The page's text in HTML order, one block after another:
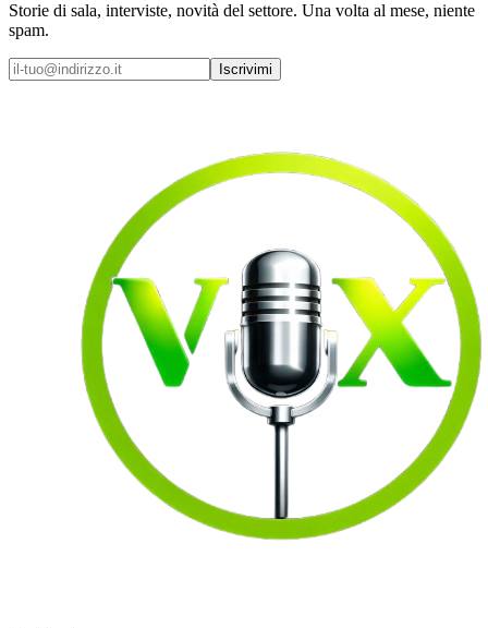
Storie di sala, interviste, novità del settore. Una volta al mese, niente
spam.
Iscrivimi